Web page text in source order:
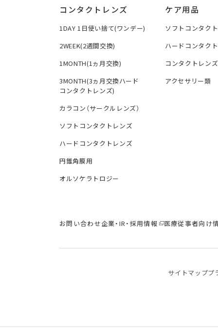
コンタクトレンズ
1DAY 1日使い捨て(ワンデー)
2WEEK(2週間交換)
1MONTH(1ヵ月交換)
3MONTH(3ヵ月交換ハード
コンタクトレンズ)
カラコン（サークルレンズ）
ソフトコンタクトレンズ
ハードコンタクトレンズ
円錐角膜用
オルソケラトロジー
ケア用品
ソフトコンタク
ハードコンタク
コンタクトレン
アクセサリー類
お問い合わせ企業・IR・採用情報 医療従事者向け
サイトマッププ